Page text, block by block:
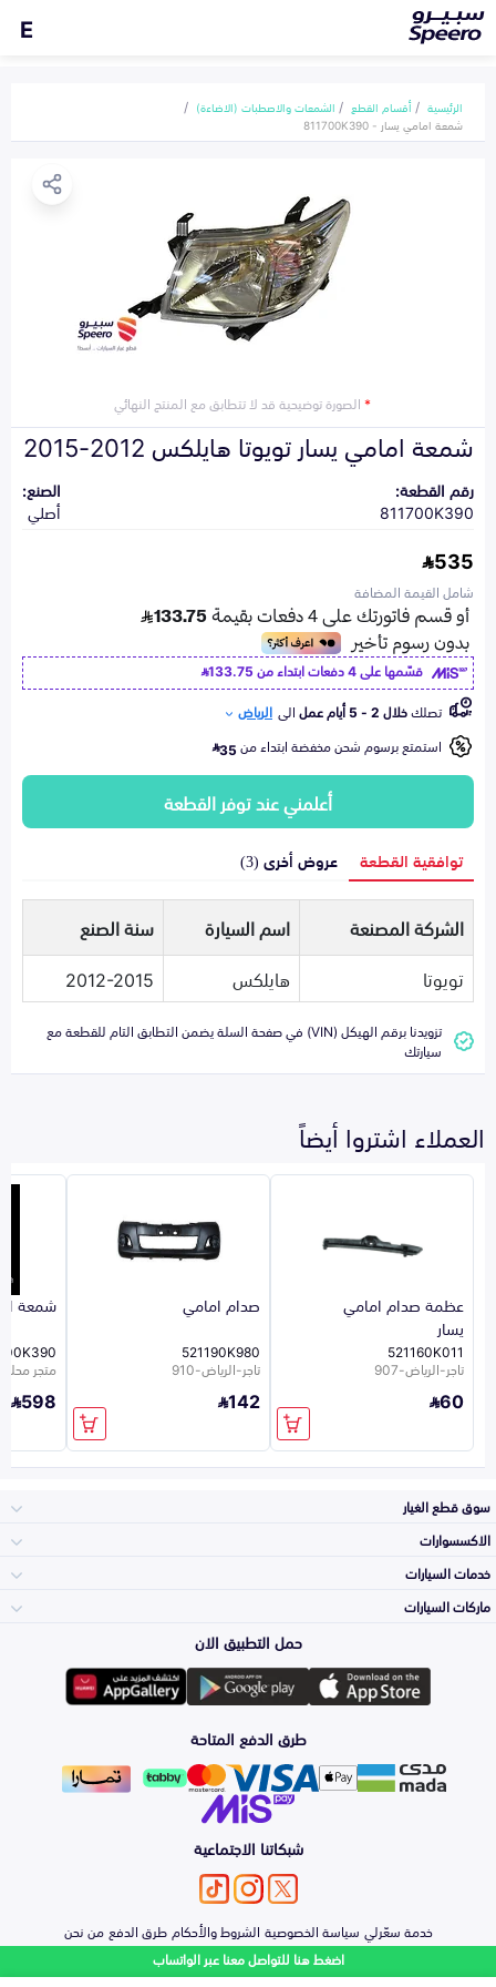
اضغط هنا للتواصل معنا عبر الواتساب
E
الرئيسية أقسام القطع
الشمعات والاصطبات (الاضاءة)
شمعة امامي يسار - 811700K390
*الصورة توضيحية قد لا تتطابق مع المنتج النهائي
شمعة امامي يسار تويوتا هايلكس 2012-2015
رقم القطعة:
811700K390
الصنع:
أصلي
535
شامل القيمة المضافة
قسّمها على 4 دفعات ابتداء من
133.75
تصلكخلال 2 - 5 أيام عمل الى الرياض
استمتع برسوم شحن مخفضة ابتداء من35
أعلمني عند توفر القطعة
توافقية القطعة عروض أخرى (3)
الشركة المصنعة اسم السيارة
سنة الصنع
تويوتا
هايلكس 2012-2015
تزويدنا برقم الهيكل (VIN) في صفحة السلة يضمن التطابق التام للقطعة مع
سيارتك
العملاء اشتروا أيضاً
عظمة صدام امامي
يسار
521160K011
تاجر-الرياض-907
60
صدام امامي
521190K980
تاجر-الرياض-910
142
شمعة
متجر محلي
598
سوق قطع الغيار
المكائن، القيرات
وملحقاتها
الشمعات
والاصطبات (الاضاءة)
الفرامل والأقمشة
الأبواب، الرفرف
والكبوت
الاكسسوارات
لوازم الرحلات
اكسسوارات العناية
الزيوت و السوائل
خدمات السيارات
الأكثر مبيعاً
التلميع والعناية
حماية مقدمة السيارة
ماركات السيارات
تويوتا
هيونداي
كيا
نيسان
حمل التطبيق الان
طرق الدفع المتاحة
شبكاتنا الاجتماعية
خدمة سعّرلي سياسة الخصوصية الشروط والأحكامطرق الدفعمن نحن